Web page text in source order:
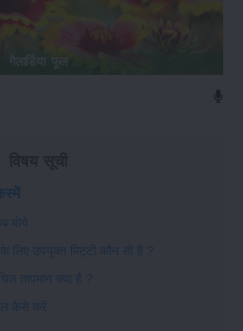
बोये
लिए उपयुक्त मिट्टी कौन सी है ?
तापमान क्या है ?
कैसे करें